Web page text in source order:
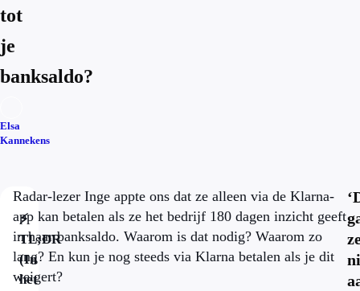
tot
je
banksaldo?
Elsa
Kannekens
⚡
TL;DR
(In
het
Radar-lezer Inge appte ons dat ze alleen via de Klarna-
app kan betalen als ze het bedrijf 180 dagen inzicht geeft
in haar banksaldo. Waarom is dat nodig? Waarom zo
lang? En kun je nog steeds via Klarna betalen als je dit
weigert?